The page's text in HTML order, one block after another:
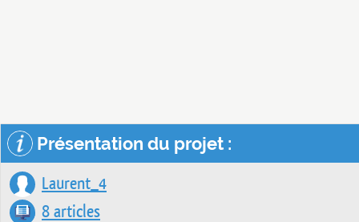
Présentation du projet :
Laurent_4
8 articles